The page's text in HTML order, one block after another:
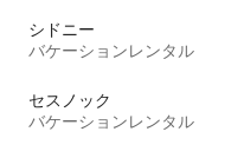
シドニー
バケーションレンタル
セスノック
バケーションレンタル